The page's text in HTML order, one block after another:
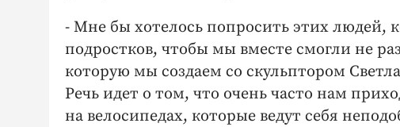
- Мне бы хотелось попросить этих людей,
подростков, чтобы мы вместе смогли не
которую мы создаем со скульптором
Речь идет о том, что очень часто нам
на велосипедах, которые ведут себя